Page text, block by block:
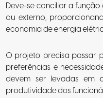
Deve-se conciliar a
ou externo,
economia de energia
O projeto precisa passar
preferências e
devem ser levadas em
produtividade dos